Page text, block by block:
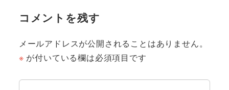
コメントを残す
メールアドレスが公開されることはありません。
※ が付いている欄は必須項目です